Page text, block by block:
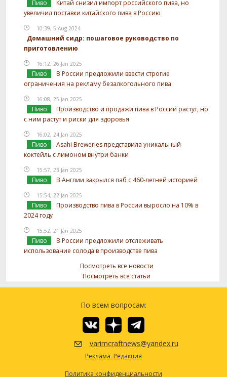
Пиво
Китай снизил импорт российского пива, но
увеличил поставки китайского пива в Россию
10:39, 5 Aug 2024
Домашний сидр: пошаговое руководство по
приготовлению
16:12, 26 Jan 2025
Пиво
В России предложили ввести строгие
ограничения на рекламу безалкогольного пива
16:08, 25 Jan 2025
Пиво
Производство и продажи пива в России растут, но
с ним растут и риски для здоровья
16:02, 24 Jan 2025
Пиво
Asahi Breweries представила уникальный
коктейль с лимоном внутри банки
15:57, 23 Jan 2025
Пиво В Англии закрылся паб с 460-летней историей
15:54, 22 Jan 2025
Пиво
Производство пива в России выросло на 10% в
2024 году
15:52, 21 Jan 2025
Пиво
В России предложили отслеживать
использование солода в производстве пива
Посмотреть все новости
Посмотреть все статьи
По всем вопросам:
varimcraftnews@yandex.ru
Реклама Редакция
Политика конфиденциальности